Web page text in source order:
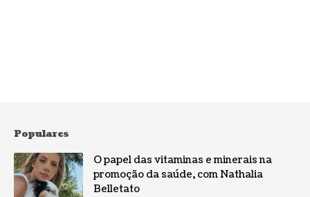
Populares
O papel das vitaminas e minerais na
promoção da saúde, com Nathalia
Belletato